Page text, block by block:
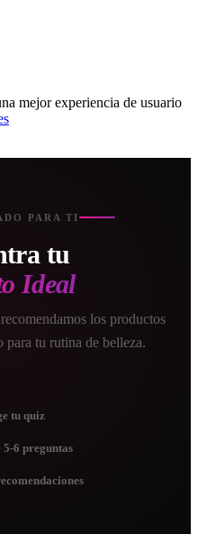
mejor experiencia de usuario
PARA TI
tu
Ideal
los productos
para tu rutina de belleza.
tu quiz
5-6 preguntas